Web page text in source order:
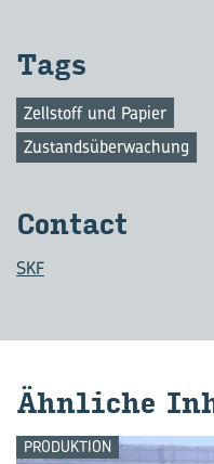
Tags
Zellstoff und Papier
Zustandsüberwachung
Con­tact
SKF
Ähn­li­che
PRODUKTION